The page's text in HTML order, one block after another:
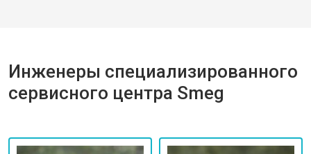
Инженеры специализированного
сервисного центра Smeg